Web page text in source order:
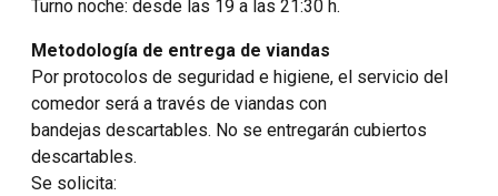
Turno noche: desde las 19 a las 21:30 h.
Metodología de entrega de viandas
Por protocolos de seguridad e higiene, el servicio del
comedor será a través de viandas con
bandejas descartables. No se entregarán cubiertos
descartables.
Se solicita: